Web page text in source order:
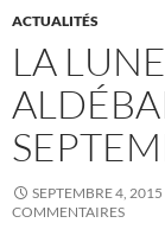
ACTUALITÉS
LA
SEPTEMBRE 4, 2015
COMMENTAIRES